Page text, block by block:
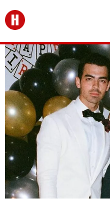
Перейти на главную